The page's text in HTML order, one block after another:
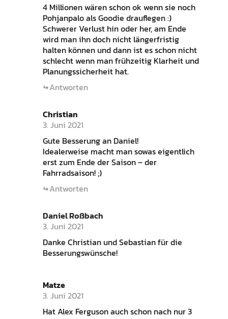
4 Millionen wären schon ok wenn sie noch
Pohjanpalo als Goodie drauflegen :)
Schwerer Verlust hin oder her, am Ende
wird man ihn doch nicht längerfristig
halten können und dann ist es schon nicht
schlecht wenn man frühzeitig Klarheit und
Planungssicherheit hat.
Antworten
Christian
3. Juni 2021
Gute Besserung an Daniel!
Idealerweise macht man sowas eigentlich
erst zum Ende der Saison – der
Fahrradsaison! ;)
Antworten
Daniel Roßbach
3. Juni 2021
Danke Christian und Sebastian für die
Besserungswünsche!
Matze
3. Juni 2021
Hat Alex Ferguson auch schon nach nur 3